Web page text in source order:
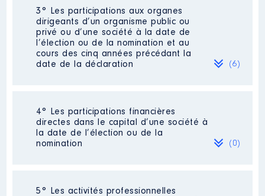
Rémunération ou gratification
:
Année Montant Type
Néant
3° Les participations aux organes
dirigeants d’un organisme public ou
privé ou d’une société à la date de
l’élection ou de la nomination et au
cours des cinq années précédant la
date de la déclaration
(6)
Description : Administrateur
Organisme
4° Les participations financières
directes dans le capital d’une société à
la date de l’élection ou de la
nomination
(0)
Néant
5° Les activités professionnelles